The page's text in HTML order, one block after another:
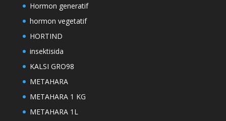
Hormon generatif
hormon vegetatif
HORTIND
insektisida
KALSI GRO98
METAHARA
METAHARA 1 KG
METAHARA 1L